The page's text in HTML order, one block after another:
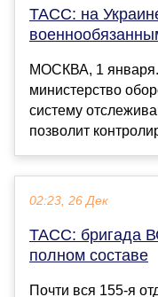
ТАСС: на
МОСКВА, 1
министерство
систему
позволит
02:23, 26 Дек
ТАСС: бригада
полном составе
Почти вся 155-я